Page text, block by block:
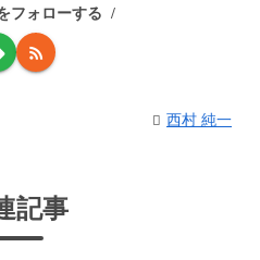
フォローする
西村 純一
記事